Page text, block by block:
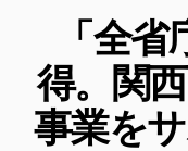
「全
得。関
事業を